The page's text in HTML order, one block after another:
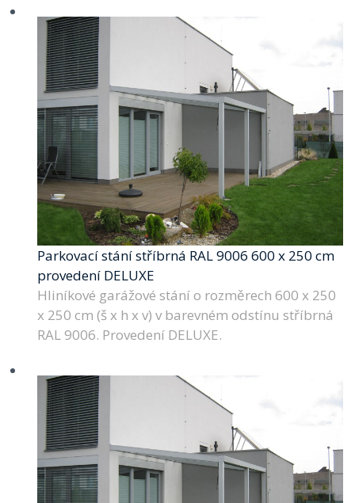
Parkovací stání stříbrná RAL 9006 600 x 250 cm
provedení DELUXE
Hliníkové garážové stání o rozměrech 600 x 250
x 250 cm (š x h x v) v barevném odstínu stříbrná
RAL 9006. Provedení DELUXE.